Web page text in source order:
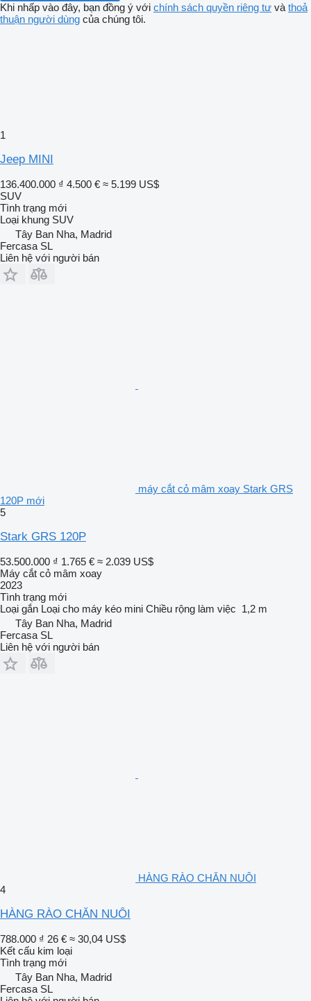
Khi nhấp vào đây, bạn đồng ý với chính sách quyền riêng tư và thoả
thuận người dùng của chúng tôi.
1
Jeep MINI
136.400.000 ₫ 4.500 € ≈ 5.199 US$
SUV
Tình trạng mới
Loại khung SUV
Tây Ban Nha, Madrid
Fercasa SL
Liên hệ với người bán
máy cắt cỏ mâm xoay Stark GRS
120P mới
5
Stark GRS 120P
53.500.000 ₫ 1.765 € ≈ 2.039 US$
Máy cắt cỏ mâm xoay
2023
Tình trạng mới
Loại gắn Loại cho máy kéo mini Chiều rộng làm việc 1,2 m
Tây Ban Nha, Madrid
Fercasa SL
Liên hệ với người bán
HÀNG RÀO CHĂN NUÔI
4
HÀNG RÀO CHĂN NUÔI
788.000 ₫ 26 € ≈ 30,04 US$
Kết cấu kim loại
Tình trạng mới
Tây Ban Nha, Madrid
Fercasa SL